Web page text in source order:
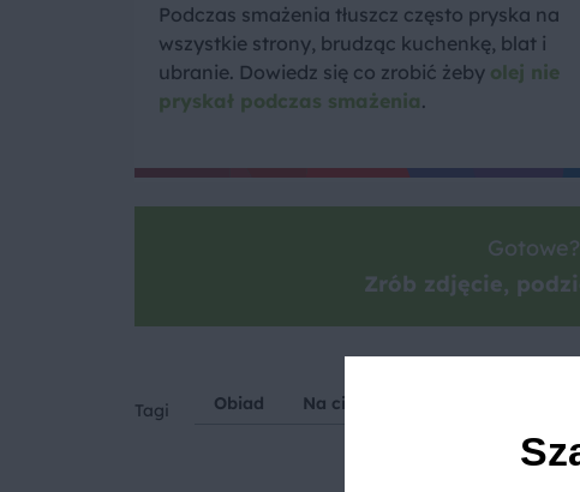
Podczas smażenia tłuszcz często pryska na
wszystkie strony, brudząc kuchenkę, blat i
ubranie. Dowiedz się co zrobić żeby olej nie
pryskał podczas smażenia.
Zrób zdjęcie,
Tagi Obiad Na ciepło